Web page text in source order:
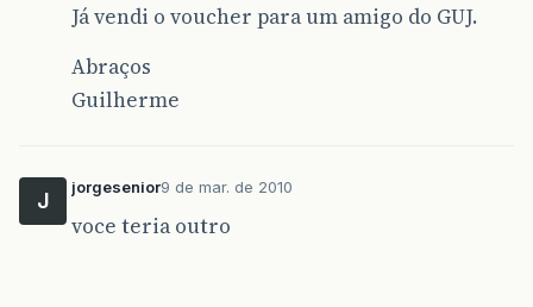
Já vendi o voucher para um amigo do GUJ.
Abraços
Guilherme
J
jorgesenior9 de mar. de 2010
voce teria outro